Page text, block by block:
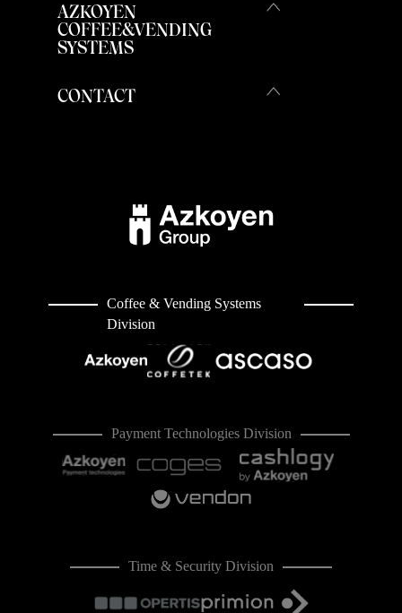
AZKOYEN
COFFEE&VENDING
SYSTEMS
CONTACT
Coffee & Vending Systems
Division
Payment Technologies Division
Time & Security Division